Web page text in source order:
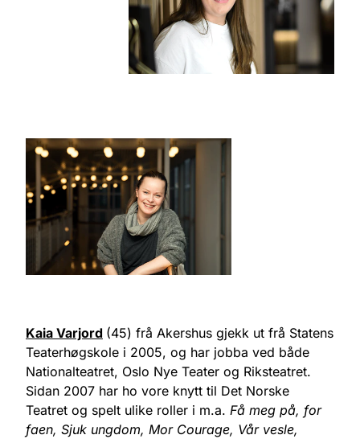
Kaia Varjord (45) frå Akershus gjekk ut frå Statens
Teaterhøgskole i 2005, og har jobba ved både
Nationalteatret, Oslo Nye Teater og Riksteatret.
Sidan 2007 har ho vore knytt til Det Norske
Teatret og spelt ulike roller i m.a. Få meg på, for
faen, Sjuk ungdom, Mor Courage, Vår vesle,